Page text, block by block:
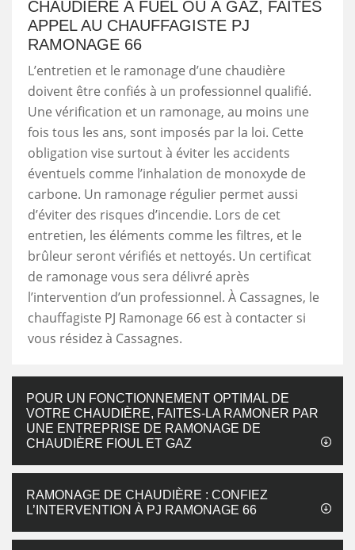
CHAUDIÈRE À FUEL OU À GAZ, FAITES
APPEL AU CHAUFFAGISTE PJ
RAMONAGE 66
L’entretien et le ramonage d’une chaudière
doivent être confiés à un professionnel qualifié.
Une vérification et un ramonage, au moins une
fois tous les ans, sont imposés par la loi. Cette
obligation vise surtout à éviter les accidents
éventuels comme l’inhalation de monoxyde de
carbone. Un ramonage régulier permet aussi
d’éviter des risques d’incendie. Lors de cet
entretien, les éléments comme les filtres, et le
brûleur seront vérifiés et nettoyés. Un certificat
de ramonage vous sera délivré après
l’intervention d’un professionnel. À Cassagnes, le
chauffagiste PJ Ramonage 66 est à contacter si
vous résidez à Cassagnes.
POUR UN FONCTIONNEMENT OPTIMAL DE
VOTRE CHAUDIÈRE, FAITES-LA RAMONER PAR
UNE ENTREPRISE DE RAMONAGE DE
CHAUDIÈRE FIOUL ET GAZ
RAMONAGE DE CHAUDIÈRE : CONFIEZ
L’INTERVENTION À PJ RAMONAGE 66